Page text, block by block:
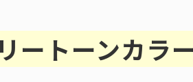
ートーンカラ